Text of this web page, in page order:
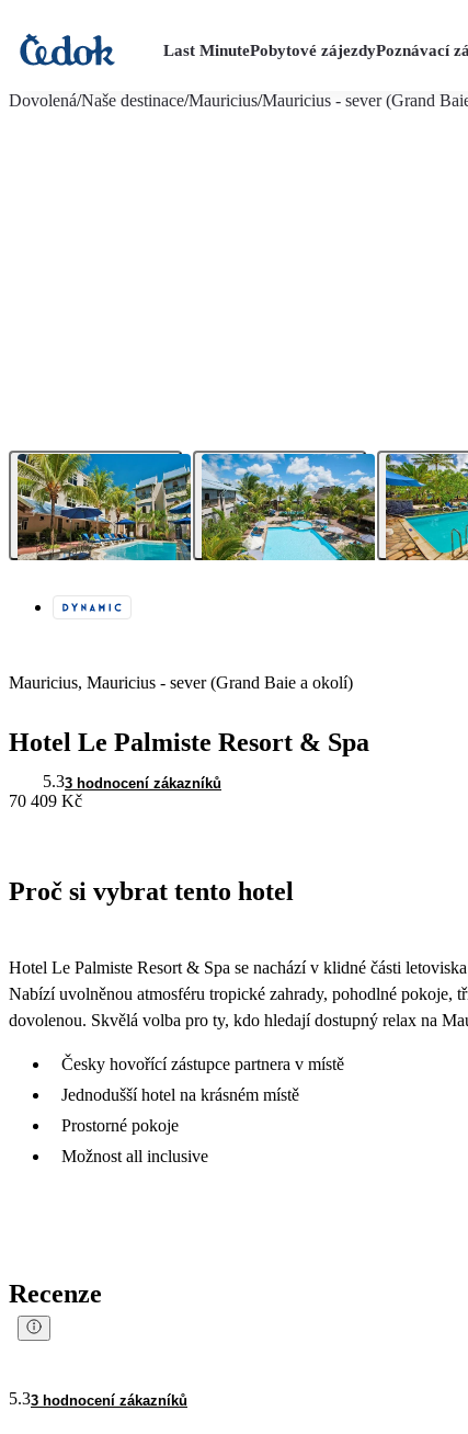
Last MinutePobytové zájezdyPoznávací
Dovolená/Naše destinace/Mauricius/Mauricius - sever (Grand
Mauricius, Mauricius - sever (Grand Baie a okolí)
Hotel Le Palmiste Resort & Spa
5.33 hodnocení zákazníků
70 409 Kč
Proč si vybrat tento hotel
Hotel Le Palmiste Resort & Spa se nachází v klidné části
Nabízí uvolněnou atmosféru tropické zahrady, pohodlné pokoje,
dovolenou. Skvělá volba pro ty, kdo hledají dostupný relax na
Česky hovořící zástupce partnera v místě
Jednodušší hotel na krásném místě
Prostorné pokoje
Možnost all inclusive
Recenze
5.33 hodnocení zákazníků